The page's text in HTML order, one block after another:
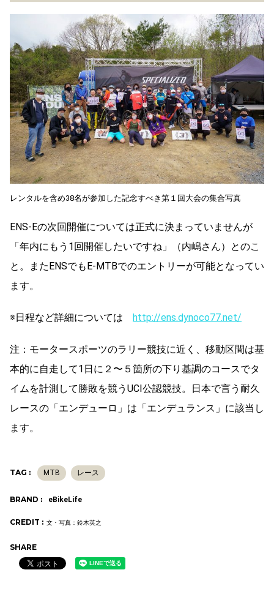
レンタルを含め38名が参加した記念すべき第１回大会の集合写真
ENS-Eの次回開催については正式に決まっていませんが
「年内にもう1回開催したいですね」（内嶋さん）とのこ
と。またENSでもE-MTBでのエントリーが可能となってい
ます。
※日程など詳細については http://ens.dynoco77.net/
注：モータースポーツのラリー競技に近く、移動区間は基
本的に自走して1日に２〜５箇所の下り基調のコースでタ
イムを計測して勝敗を競うUCI公認競技。日本で言う耐久
レースの「エンデューロ」は「エンデュランス」に該当し
ます。
TAG : MTB レース
BRAND : eBikeLife
CREDIT : 文・写真：鈴木英之
SHARE